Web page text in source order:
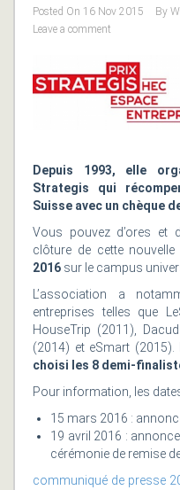
Posted On 16 Nov 2015 By
Leave a comment
Depuis 1993, elle
Strategis qui
Suisse avec un chèque
Vous pouvez d’ores et
clôture de cette
2016 sur le campus
L’association a
entreprises telles que
HouseTrip (2011),
(2014) et eSmart (2015).
choisi les 8 demi-
Pour information, les
15 mars 2016 :
19 avril 2016 :
cérémonie de remise
communiqué de presse